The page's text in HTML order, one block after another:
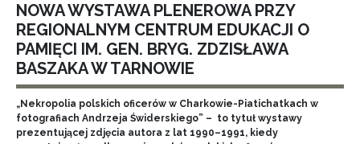
NOWA WYSTAWA PLENEROWA PRZY
REGIONALNYM CENTRUM EDUKACJI O
PAMIĘCI IM. GEN. BRYG. ZDZISŁAWA
BASZAKA W TARNOWIE
„Nekropolia polskich oficerów w Charkowie-Piatichatkach w
fotografiach Andrzeja Świderskiego” – to tytuł wystawy
prezentującej zdjęcia autora z lat 1990–1991, kiedy